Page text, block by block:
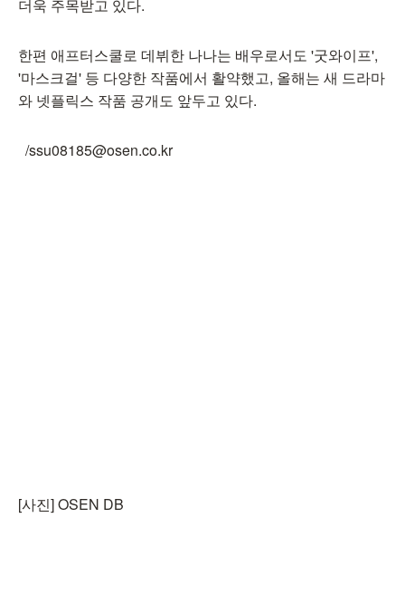
더욱 주목받고 있다.
한편 애프터스쿨로 데뷔한 나나는 배우로서도 '굿와이프',
'마스크걸' 등 다양한 작품에서 활약했고, 올해는 새 드라마
와 넷플릭스 작품 공개도 앞두고 있다.
/ssu08185@osen.co.kr
[사진] OSEN DB